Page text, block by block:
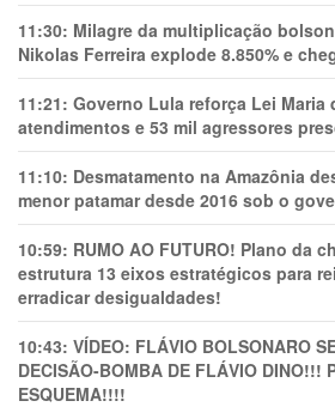
11:30: Milagre da multiplicação
Nikolas Ferreira explode 8.850% e
11:21: Governo Lula reforça Lei Maria
atendimentos e 53 mil agressores
11:10: Desmatamento na Amazônia
menor patamar desde 2016 sob o
10:59: RUMO AO FUTURO! Plano da
estrutura 13 eixos estratégicos para
erradicar desigualdades!
10:43: VÍDEO: FLÁVIO BOLSONARO
DECISÃO-BOMBA DE FLÁVIO DINO!!!
ESQUEMA!!!!